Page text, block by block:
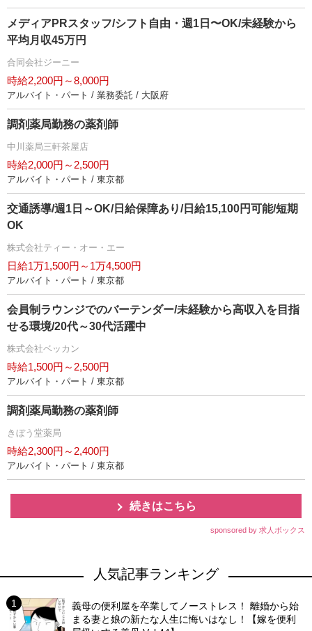
メディアPRスタッフ/シフト自由・週1日〜OK/未経験から
平均月収45万円
合同会社ジーニー
時給2,200円～8,000円
アルバイト・パート / 業務委託 / 大阪府
調剤薬局勤務の薬剤師
中川薬局三軒茶屋店
時給2,000円～2,500円
アルバイト・パート / 東京都
交通誘導/週1日～OK/日給保障あり/日給15,100円可能/短期
OK
株式会社ティー・オー・エー
日給1万1,500円～1万4,500円
アルバイト・パート / 東京都
会員制ラウンジでのバーテンダー/未経験から高収入を目指
せる環境/20代～30代活躍中
株式会社ベッカン
時給1,500円～2,500円
アルバイト・パート / 東京都
調剤薬局勤務の薬剤師
きぼう堂薬局
時給2,300円～2,400円
アルバイト・パート / 東京都
続きはこちら
sponsored by 求人ボックス
人気記事ランキング
義母の便利屋を卒業してノーストレス！ 離婚から始
まる妻と娘の新たな人生に悔いはなし！【嫁を便利